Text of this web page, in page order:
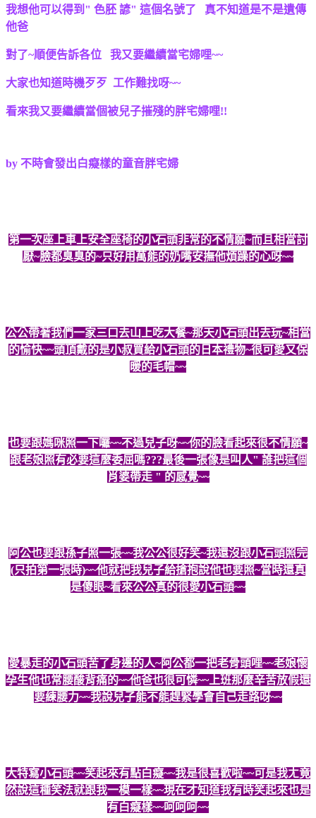
我想他可以得到" 色胚 諺" 這個名號了 真不知道是不是遺傳
他爸
對了~順便告訴各位 我又要繼續當宅婦哩~~
大家也知道時機歹歹 工作難找呀~~
看來我又要繼續當個被兒子摧殘的胖宅婦哩!!
by 不時會發出白癡樣的童音胖宅婦
第一次座上車上安全座椅的小石頭非常的不情願~而且相當討
厭~臉都臭臭的~只好用萬能的奶嘴安撫他煩躁的心呀~~
公公帶著我們一家三口去山上吃大餐~那天小石頭出去玩~相當
的愉快~~頭頂戴的是小叔買給小石頭的日本禮物~很可愛又保
暖的毛帽~~
也要跟媽咪照一下囉~~不過兒子呀~~你的臉看起來很不情願~
跟老娘照有必要這麼委屈嗎???最後一張像是叫人" 誰把這個
肖婆帶走 " 的感覺~~
阿公也要跟孫子照一張~~我公公很好笑~我還沒跟小石頭照完
(只拍第一張時)~~他就把我兒子給搶抱說他也要照~當時還真
是傻眼~看來公公真的很愛小石頭~~
愛暴走的小石頭苦了身邊的人~阿公都一把老骨頭哩~~老娘懷
孕生他也常腰酸背痛的~~他爸也很可憐~~上班那麼辛苦放假還
要練腰力~~我說兒子能不能趕緊學會自己走路呀~~
大特寫小石頭~~笑起來有點白癡~~我是很喜歡啦~~可是我ㄤ竟
然說這種笑法就跟我一模一樣~~現在才知道我有時笑起來也是
有白癡樣~~呵呵呵~~